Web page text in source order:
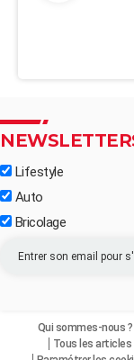
Lifestyle
Auto
Bricolage
Qui sommes-nous ?
Tous les articles